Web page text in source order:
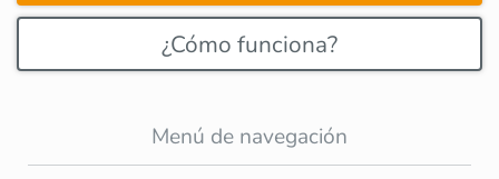
¿Cómo funciona?
Menú de navegación